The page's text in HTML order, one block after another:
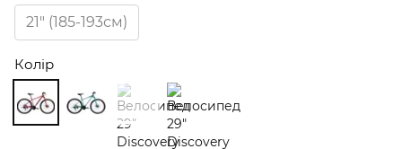
21″ (185-193см)
Колір